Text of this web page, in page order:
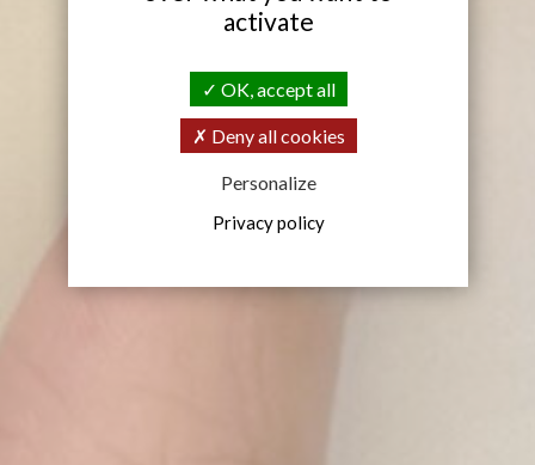
activate
OK, accept all
Deny all cookies
Personalize
Privacy policy